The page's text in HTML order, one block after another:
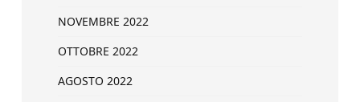
NOVEMBRE 2022
OTTOBRE 2022
AGOSTO 2022